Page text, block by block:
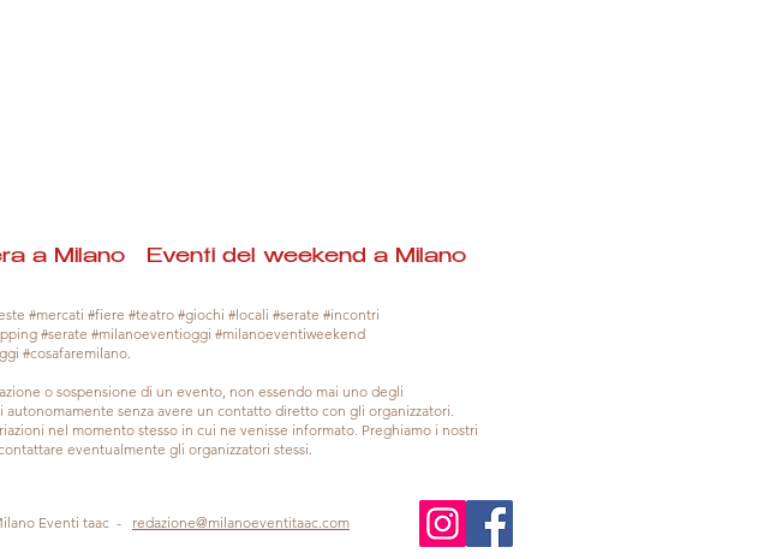
a Milano Eventi del weekend a Milano
#mercati #fiere #teatro #giochi #locali #serate #incontri
#serate #milanoeventioggi #milanoeventiweekend
#cosafaremilano.
o sospensione di un evento, non essendo mai uno degli
senza avere un contatto diretto con gli organizzatori.
nel momento stesso in cui ne venisse informato. Preghiamo i nostri
eventualmente gli organizzatori stessi.
Eventi taac - redazione@milanoeventitaac.com